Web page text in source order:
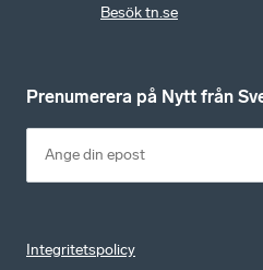
Besök tn.se
Prenumerera på Nytt från
Integritetspolicy